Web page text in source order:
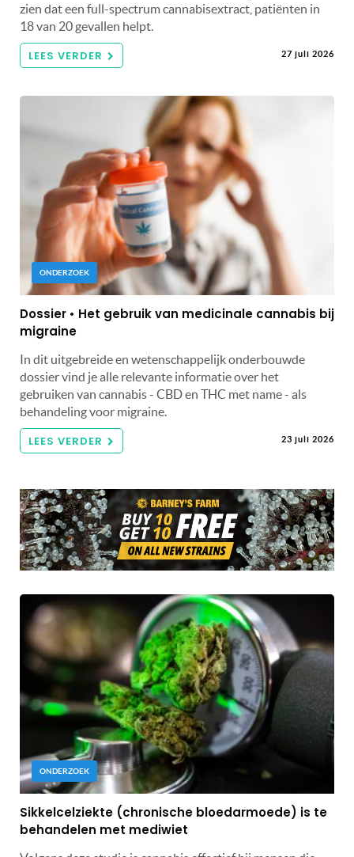
zien dat een full-spectrum cannabisextract, patiënten in
18 van 20 gevallen helpt.
LEES VERDER 27 juli 2026
ONDERZOEK
Dossier • Het gebruik van medicinale cannabis bij
migraine
In dit uitgebreide en wetenschappelijk onderbouwde
dossier vind je alle relevante informatie over het
gebruiken van cannabis - CBD en THC met name - als
behandeling voor migraine.
LEES VERDER 23 juli 2026
ONDERZOEK
Sikkelcelziekte (chronische bloedarmoede) is te
behandelen met mediwiet